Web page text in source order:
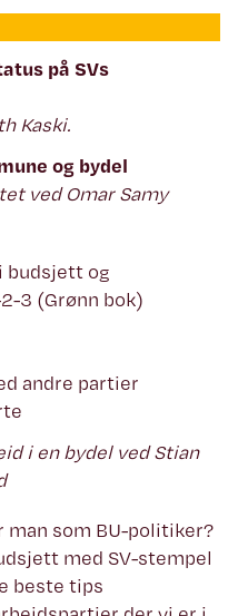
på SVs
Kaski.
og bydel
ved Omar Samy
budsjett og
3 (Grønn bok)
andre partier
i en bydel ved Stian
som BU-politiker?
med SV-stempel
beste tips